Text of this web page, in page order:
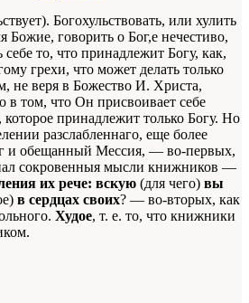
Богохульствовать, или хулить
Божие, говорить о Бог,е нечестиво,
то, что принадлежит Богу, как,
грехи, что может делать только
не веря в Божество И. Христа,
том, что Он присвоивает себе
принадлежит только Богу. Но
разслабленнаго, еще более
и обещанный Мессия, — во-первых,
сокровенныя мысли книжников —
их рече: вскую (для чего) вы
в сердцах своих? — во-вторых, как
Худое, т. е. то, что книжники